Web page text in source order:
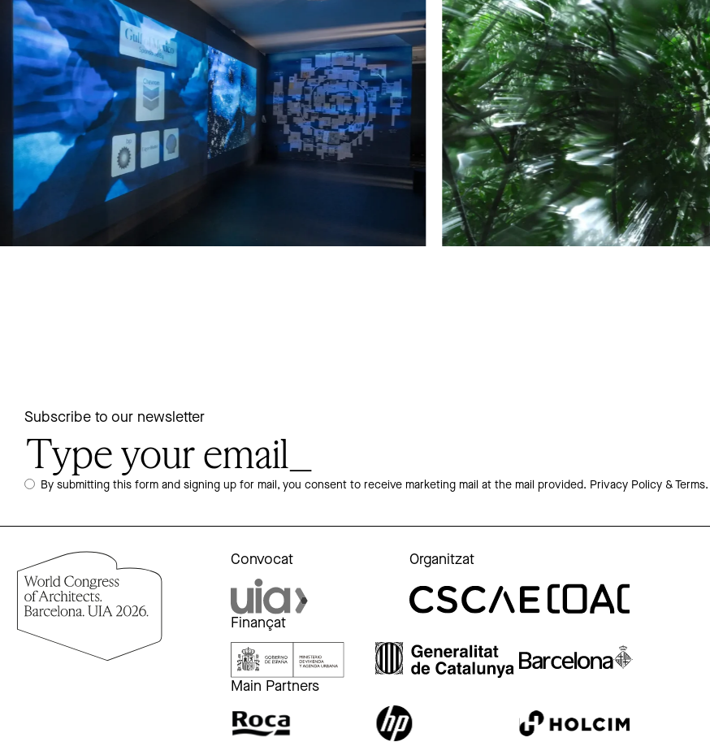
Subscribe to our newsletter
By submitting this form and signing up for mail, you consent to receive marketing mail at the mail provided. Privacy Policy & Terms.
Convocat Organitzat
Finançat
Main Partners